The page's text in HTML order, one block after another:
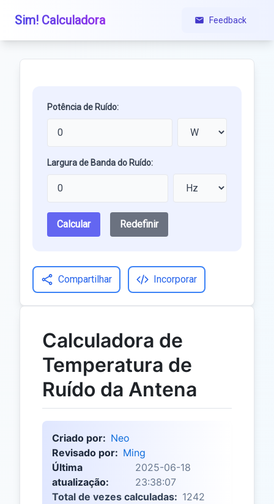
Sim! Calculadora Feedback
Potência de Ruído:
Largura de Banda do Ruído:
Calcular Redefinir
Compartilhar Incorporar
Calculadora de
Temperatura de
Ruído da Antena
Criado por: Neo
Revisado por: Ming
Última
atualização:
2025-06-18
23:38:07
Total de vezes calculadas: 1242